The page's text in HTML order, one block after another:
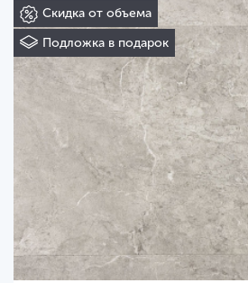
Скидка от объема
Подложка в подарок